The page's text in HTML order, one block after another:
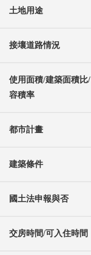
土地用途
接壤道路情況
使用面積/建築面積比/
容積率
都市計畫
建築條件
國土法申報與否
交房時間/可入住時間